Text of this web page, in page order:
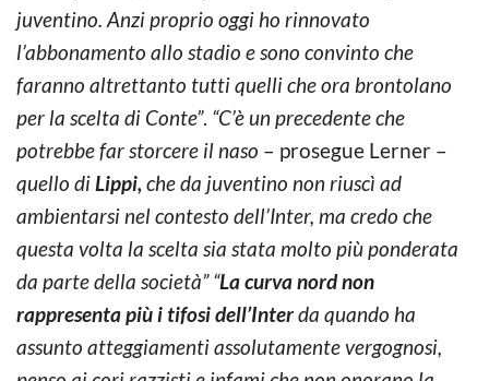
juventino. Anzi proprio oggi ho rinnovato
l’abbonamento allo stadio e sono convinto che
faranno altrettanto tutti quelli che ora brontolano
per la scelta di Conte”. “C’è un precedente che
potrebbe far storcere il naso – prosegue Lerner –
quello diLippi,che da juventino non riuscì ad
ambientarsi nel contesto dell’Inter, ma credo che
questa volta la scelta sia stata molto più ponderata
da parte della società” “La curva nord non
rappresenta più i tifosi dell’Interda quando ha
assunto atteggiamenti assolutamente vergognosi,